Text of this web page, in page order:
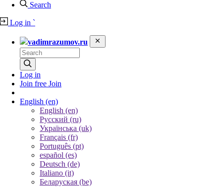
Search
Log in `
vadimrazumov.ru
Log in
Join free Join
English (en)
English (en)
Русский (ru)
Українська (uk)
Français (fr)
Português (pt)
español (es)
Deutsch (de)
Italiano (it)
Беларуская (be)